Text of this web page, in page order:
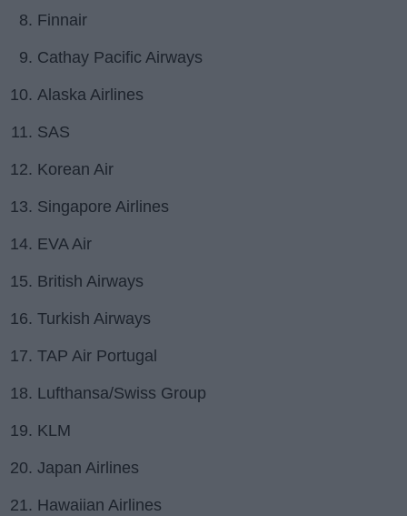
Finnair
Cathay Pacific Airways
Alaska Airlines
SAS
Korean Air
Singapore Airlines
EVA Air
British Airways
Turkish Airways
TAP Air Portugal
Lufthansa/Swiss Group
KLM
Japan Airlines
Hawaiian Airlines